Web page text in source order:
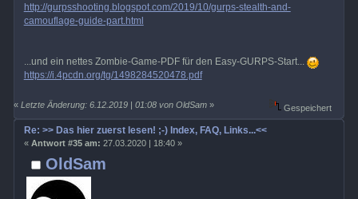
http://gurpsshooting.blogspot.com/2019/10/gurps-stealth-and-
camouflage-guide-part.html
...und ein nettes Zombie-Game-PDF für den Easy-GURPS-Start...
https://i.4pcdn.org/tg/1498284520478.pdf
«Letzte Änderung: 6.12.2019 | 01:08 von OldSam » Gespeichert
OldSam
Re: >> Das hier zuerst lesen! ;-) Index, FAQ, Links...<<
« Antwort #35 am: 27.03.2020 | 18:40 »